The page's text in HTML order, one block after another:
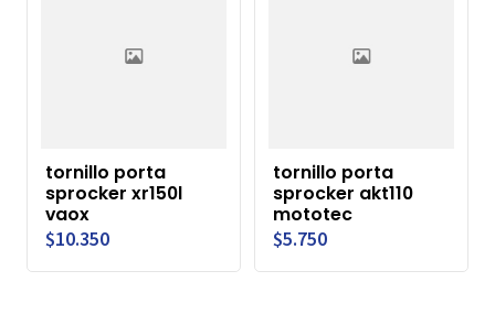
tornillo porta
sprocker xr150l
vaox
$10.350
tornillo porta
sprocker akt110
mototec
$5.750